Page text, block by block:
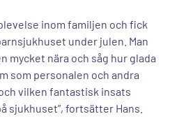
inom familjen och fick
under julen. Man
mycket nära och såg hur glada
som personalen och andra
vilken fantastisk insats
sjukhuset”, fortsätter Hans.